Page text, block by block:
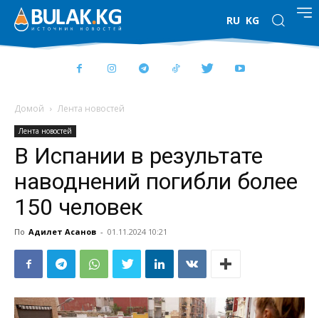
RU KG
Домой Лента новостей
Лента новостей
В Испании в результате
наводнений погибли более
150 человек
По Адилет Асанов - 01.11.2024 10:21